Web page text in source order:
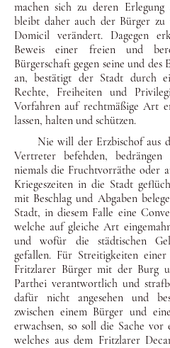
machen sich zu deren Erlegung
bleibt daher auch der Bürger
Domicil verändert. Dagegen
Beweis einer freien und
Bürger­schaft gegen seine und
an, bestätigt der Stadt durch
Rechte, Freiheiten und
Vorfahren auf rechtmäßige Art
lassen, halten und schützen.
Nie will der Erzbischof aus
Vertre­ter befehden,
niemals die Fruchtvorräthe oder
Krieges­zeiten in die Stadt
mit Be­schlag und Abgaben
Stadt, in diesem Falle eine
welche auf gleiche Art
und wo­für die städtischen
gefallen. Für Streitigkeiten
Fritzlarer Bür­ger mit der Burg
Parthei verant­wortlich und
dafür nicht an­gesehen und
zwischen einem Bür­ger und
erwachsen, so soll die Sache
welches aus dem Fritz­larer